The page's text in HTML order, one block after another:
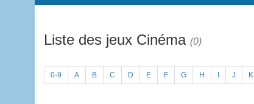
Liste des jeux Cinéma (0)
0-9 A B C D E F G H J K